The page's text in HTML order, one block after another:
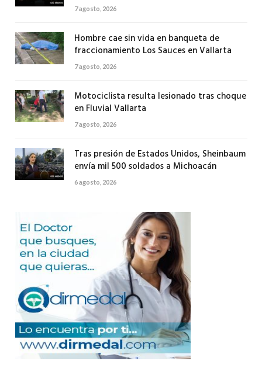
7 agosto, 2026
Hombre cae sin vida en banqueta de
fraccionamiento Los Sauces en Vallarta
7 agosto, 2026
Motociclista resulta lesionado tras choque
en Fluvial Vallarta
7 agosto, 2026
Tras presión de Estados Unidos, Sheinbaum
envía mil 500 soldados a Michoacán
6 agosto, 2026